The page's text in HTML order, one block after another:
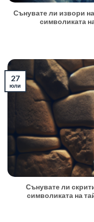
Сънувате ли извори
символиката
Сънувате ли
символиката на
27
юли